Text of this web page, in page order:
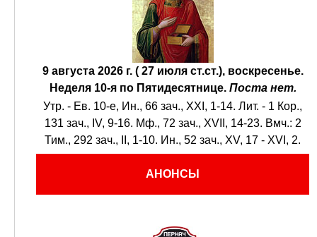
9 августа 2026 г. ( 27 июля ст.ст.), воскресенье.
Неделя 10-я по Пятидесятнице. Поста нет.
Утр. - Ев. 10-е, Ин., 66 зач., XXI, 1-14. Лит. - 1 Кор.,
131 зач., IV, 9-16. Мф., 72 зач., XVII, 14-23. Вмч.: 2
Тим., 292 зач., II, 1-10. Ин., 52 зач., XV, 17 - XVI, 2.
АНОНСЫ